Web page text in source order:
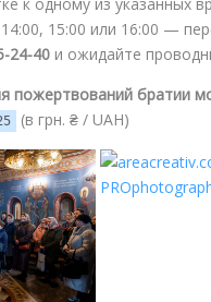
15:00 или 16:00 —
24-40 и ожидайте
пожертвований братии
(в грн. ₴ / UAH)